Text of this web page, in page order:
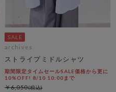
archives
ストライプミドルシャツ
期間限定タイムセールSALE価格から更に
10%OFF! 8/10 10:00まで
￥6,050